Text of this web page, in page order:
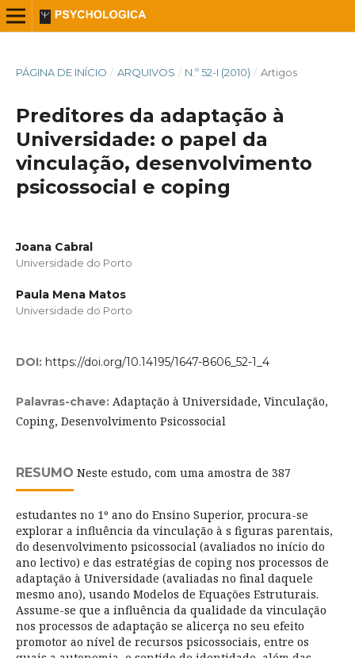
PÁGINA DE INÍCIO / ARQUIVOS / N.º 52-I (2010) / Artigos
Preditores da adaptação à
Universidade: o papel da
vinculação, desenvolvimento
psicossocial e coping
Joana Cabral
Universidade do Porto
Paula Mena Matos
Universidade do Porto
DOI: https://doi.org/10.14195/1647-8606_52-1_4
Palavras-chave: Adaptação à Universidade, Vinculação,
Coping, Desenvolvimento Psicossocial
RESUMO Neste estudo, com uma amostra de 387
estudantes no 1º ano do Ensino Superior, procura-se
explorar a influência da vinculação à s figuras parentais,
do desenvolvimento psicossocial (avaliados no início do
ano lectivo) e das estratégias de coping nos processos de
adaptação à Universidade (avaliadas no final daquele
mesmo ano), usando Modelos de Equações Estruturais.
Assume-se que a influência da qualidade da vinculação
nos processos de adaptação se alicerça no seu efeito
promotor ao nível de recursos psicossociais, entre os